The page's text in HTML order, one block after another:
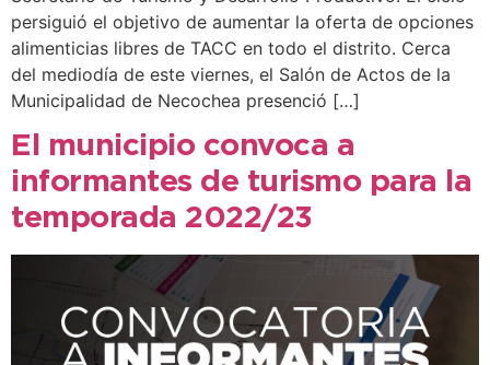
persiguió el objetivo de aumentar la oferta de opciones
alimenticias libres de TACC en todo el distrito. Cerca
del mediodía de este viernes, el Salón de Actos de la
Municipalidad de Necochea presenció […]
El municipio convoca a
informantes de turismo para la
temporada 2022/23